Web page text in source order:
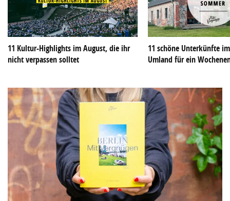
11 Kultur-Highlights im August, die ihr
nicht verpassen solltet
11 schöne Unterkünfte
Umland für ein